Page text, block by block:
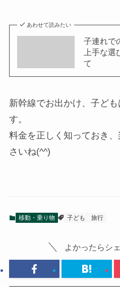
あわせて読みたい
子連れで
上手な
て
新幹線でお出かけ、子ど
す。
料金を正しく知っておき
さいね(^^)
移動・乗り物 子ども 旅行
よかったらシ